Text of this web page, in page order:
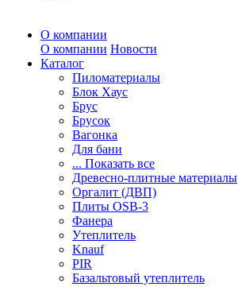
О компании
О компании Новости
Каталог
Пиломатериалы
Блок Хаус
Брус
Брусок
Вагонка
Для бани
... Показать все
Древесно-плитные материалы
Оргалит (ДВП)
Плиты OSB-3
Фанера
Утеплитель
Knauf
PIR
Базальтовый утеплитель